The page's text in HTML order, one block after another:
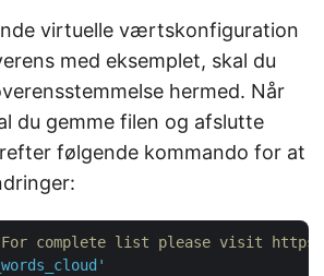
virtuelle værtskonfiguration
med eksemplet, skal du
hermed. Når
du gemme filen og afslutte
følgende kommando for at
complete list please visit